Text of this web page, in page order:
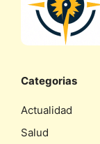
Categorias
Actualidad
Salud